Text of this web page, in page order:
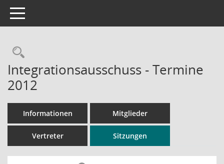
Toggle navigation
Rechercheauswahl
Integrationsausschuss - Termine
2012
Informationen Mitglieder
Vertreter Sitzungen